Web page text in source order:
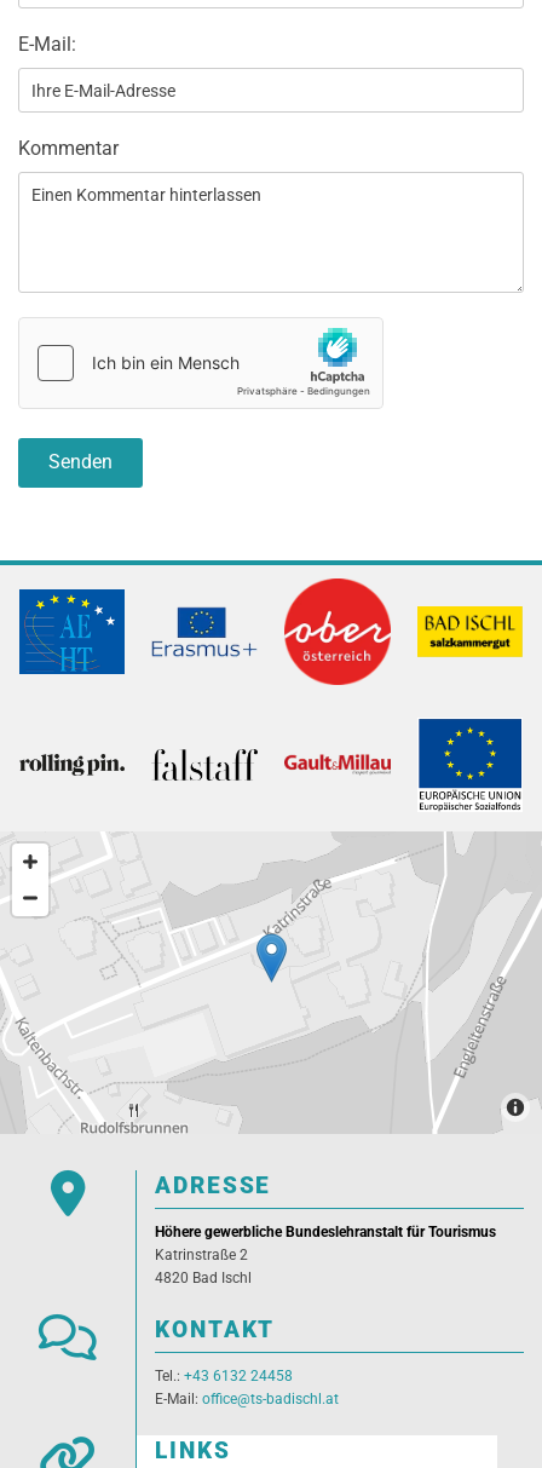
E-Mail:
Kommentar
 ADRESSE
Höhere gewerbliche Bundeslehranstalt für Tourismus
Katrinstraße 2
4820 Bad Ischl
 KONTAKT
Tel.: +43 6132 24458
E-Mail: office@ts-badischl.at
 LINKS